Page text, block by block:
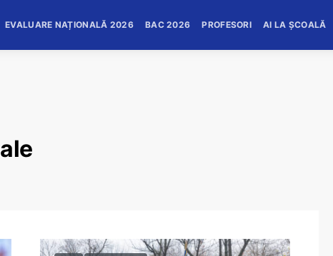
EVALUARE NAȚIONALĂ 2026 BAC 2026 PROFESORI AI LA ȘCOALĂ